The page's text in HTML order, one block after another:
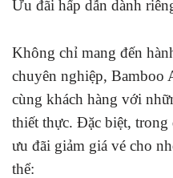
Ưu đãi hấp dẫn dành
Không chỉ mang đến
chuyên nghiệp, Bamboo
cùng khách hàng với
thiết thực. Đặc biệt, trong
ưu đãi giảm giá vé cho
thể: